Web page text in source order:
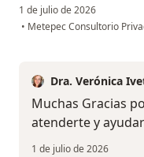
1 de julio de 2026
• Metepec Consultorio
Dra. Verónica
Muchas Gracias
atenderte y
1 de julio de 2026